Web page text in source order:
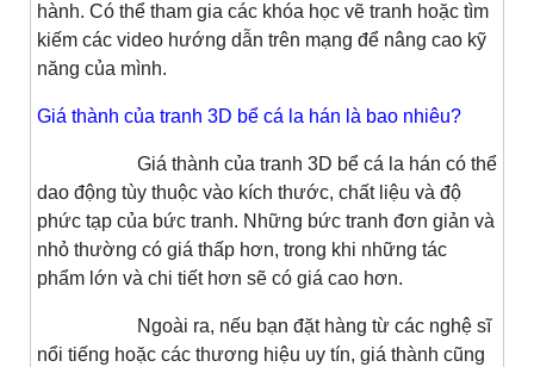
hành. Có thể tham gia các khóa học vẽ tranh hoặc tìm
kiếm các video hướng dẫn trên mạng để nâng cao kỹ
năng của mình.
Giá thành của tranh 3D bể cá la hán là bao nhiêu?
Giá thành của tranh 3D bể cá la hán có thể
dao động tùy thuộc vào kích thước, chất liệu và độ
phức tạp của bức tranh. Những bức tranh đơn giản và
nhỏ thường có giá thấp hơn, trong khi những tác
phẩm lớn và chi tiết hơn sẽ có giá cao hơn.
Ngoài ra, nếu bạn đặt hàng từ các nghệ sĩ
nổi tiếng hoặc các thương hiệu uy tín, giá thành cũng